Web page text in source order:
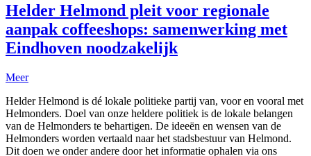
Helder Helmond pleit voor regionale
aanpak coffeeshops: samenwerking met
Eindhoven noodzakelijk
Meer
Helder Helmond is dé lokale politieke partij van, voor en vooral met
Helmonders. Doel van onze heldere politiek is de lokale belangen
van de Helmonders te behartigen. De ideeën en wensen van de
Helmonders worden vertaald naar het stadsbestuur van Helmond.
Dit doen we onder andere door het informatie ophalen via ons